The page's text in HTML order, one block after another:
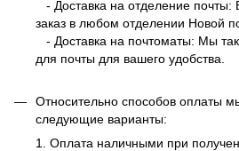
- Доставка на отделение почты:
заказ в любом отделении Новой
- Доставка на почтоматы: Мы
для почты для вашего удобства.
Относительно способов оплаты
следующие варианты:
1. Оплата наличными при